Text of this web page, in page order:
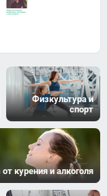
Физкультура и
спорт
курения и алкоголя